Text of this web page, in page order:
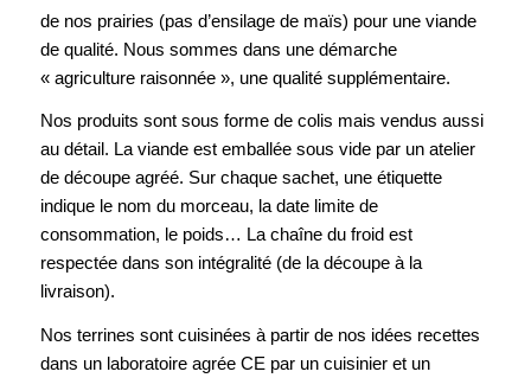
de nos prairies (pas d’ensilage de maïs) pour une viande
de qualité. Nous sommes dans une démarche
« agriculture raisonnée », une qualité supplémentaire.
Nos produits sont sous forme de colis mais vendus aussi
au détail. La viande est emballée sous vide par un atelier
de découpe agréé. Sur chaque sachet, une étiquette
indique le nom du morceau, la date limite de
consommation, le poids… La chaîne du froid est
respectée dans son intégralité (de la découpe à la
livraison).
Nos terrines sont cuisinées à partir de nos idées recettes
dans un laboratoire agrée CE par un cuisinier et un